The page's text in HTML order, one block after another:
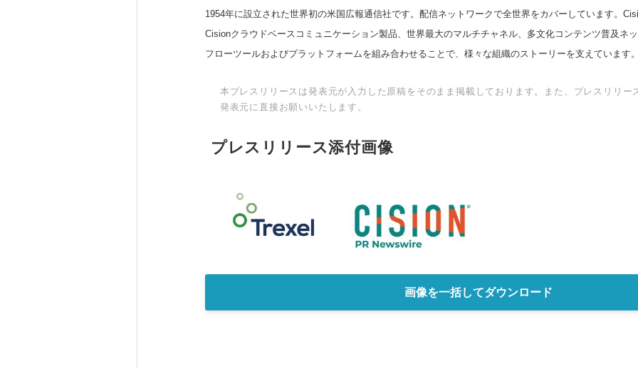
1954年に設立された世界初の米国広報通信社です。配信ネットワークで全世界をカバーしています。
Cisionクラウドベースコミュニケーション製品、世界最大のマルチチャネル、多文化コンテンツ普及ネ
フローツールおよびプラットフォームを組み合わせることで、様々な組織のストーリーを支えています
本プレスリリースは発表元が入力した原稿をそのまま掲載しております。また、プレスリリー
発表元に直接お願いいたします。
プレスリリース添付画像
画像を一括してダウンロード